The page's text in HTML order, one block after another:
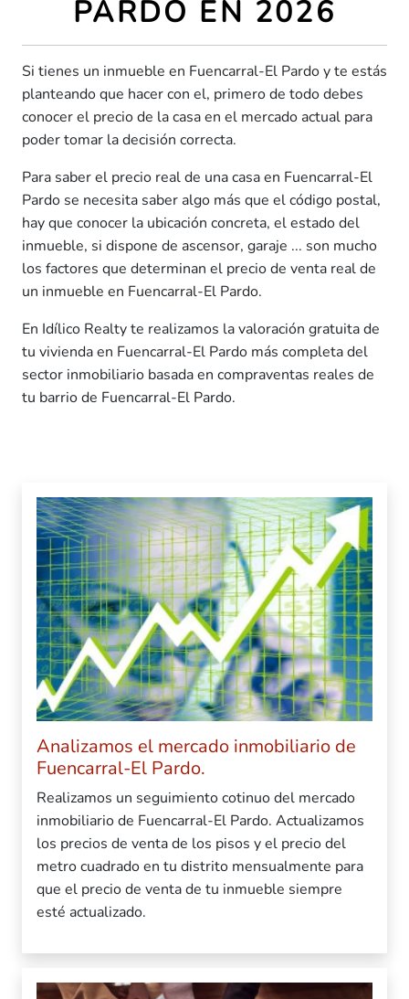
PARDO EN 2026
Si tienes un inmueble en Fuencarral-El Pardo y te estás
planteando que hacer con el, primero de todo debes
conocer el precio de la casa en el mercado actual para
poder tomar la decisión correcta.
Para saber el precio real de una casa en Fuencarral-El
Pardo se necesita saber algo más que el código postal,
hay que conocer la ubicación concreta, el estado del
inmueble, si dispone de ascensor, garaje ... son mucho
los factores que determinan el precio de venta real de
un inmueble en Fuencarral-El Pardo.
En Idílico Realty te realizamos la valoración gratuita de
tu vivienda en Fuencarral-El Pardo más completa del
sector inmobiliario basada en compraventas reales de
tu barrio de Fuencarral-El Pardo.
Analizamos el mercado inmobiliario de
Fuencarral-El Pardo.
Realizamos un seguimiento cotinuo del mercado
inmobiliario de Fuencarral-El Pardo. Actualizamos
los precios de venta de los pisos y el precio del
metro cuadrado en tu distrito mensualmente para
que el precio de venta de tu inmueble siempre
esté actualizado.